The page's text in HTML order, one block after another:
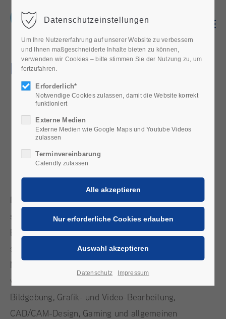
EIZO
Die Firma Eizo ist ein japanisches Unternehmen, das
sich auf die Entwicklung und Herstellung von High-
End-Computermonitoren und visuellen Lösungen
spezialisiert hat. Eizo bietet eine breite Palette von
verschiedenen Bereichen wie der medizinischen
Bildgebung, Grafik- und Video-Bearbeitung,
CAD/CAM-Design, Gaming und allgemeinen
Datenschutzeinstellungen
Um Ihre Nutzererfahrung auf unserer Website zu verbessern
und Ihnen maßgeschneiderte Inhalte bieten zu können,
verwenden wir Cookies – bitte stimmen Sie der Nutzung zu, um
fortzufahren.
Erforderlich*
Notwendige Cookies zulassen, damit die Website korrekt
funktioniert
Externe Medien
Externe Medien wie Google Maps und Youtube Videos
zulassen
Terminvereinbarung
Calendly zulassen
Datenschutz Impressum